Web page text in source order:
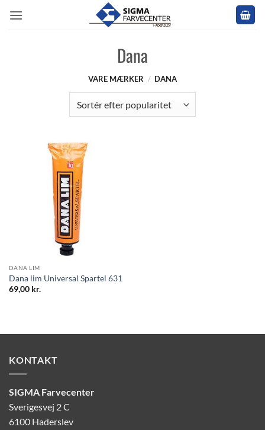
Dana
VARE MÆRKER / DANA
DANA LIM
Dana lim Universal Spartel 631
69,00 kr.
KONTAKT
SIGMA Farvecenter
Sverigesvej 2 C
6100 Haderslev